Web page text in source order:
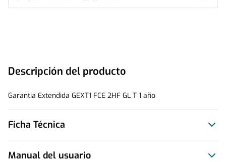
Descripción del producto
Garantia Extendida GEXT1 FCE 2HF GL T 1 año
Ficha Técnica
Manual del usuario